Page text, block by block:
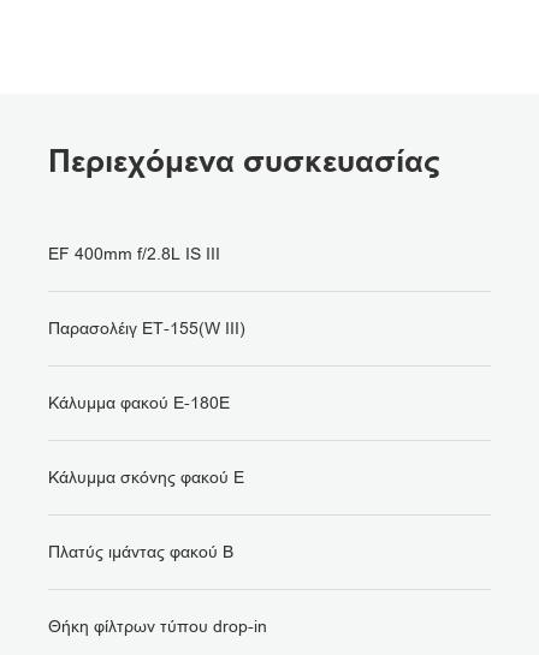
Περιεχόμενα συσκευασίας
EF 400mm f/2.8L IS III
Παρασολέιγ ET-155(W III)
Κάλυμμα φακού E-180E
Κάλυμμα σκόνης φακού E
Πλατύς ιμάντας φακού B
Θήκη φίλτρων τύπου drop-in